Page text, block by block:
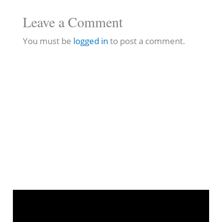
Leave a Comment
You must be logged in to post a comment.